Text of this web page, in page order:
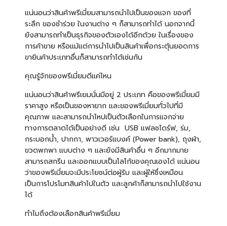
แน่นอนว่าสินค้าพรีเมี่ยมสามารถนำไปเป็นของแจก ของที่
ระลึก ของชำร่วย ในงานต่าง ๆ ก็สามารถทำได้ นอกจากนี้
ยังสามารถทำเป็นธุรกิจของตัวเองได้อีกด้วย ในเรื่องของ
การค้าขาย หรือแม้แต่การนำไปเป็นสินค้าเพื่อกระตุ้นยอดการ
ขายินค้าประเภทอื่นก็สามารถทำได้เช่นกัน
คุณรู้จักของพรีเมี่ยมดีแค่ไหน
แน่นอนว่าสินค้าพรีเยมนั่นมีอยู่ 2 ประเภท คือของพรีเมี่ยมมี
ราคาสูง หรือเป็นของหายาก และของพรีเมี่ยมทั่วไปที่มี
คุณภาพ และสามารถนำไหปเป็นตัวเลือกในการแจกจ่าย
ทางการตลาดได้เป็นอย่างดี เช่น USB แฟลชไดร์ฟ, ร่ม,
กระบอกน้ำ, ปากกา, พาวเวอร์แบงค์ (Power bank), ถุงผ้า,
ขวดพกพา แบบต่าง ๆ และยังมีสินค้าอื่น ๆ อีกมากมาย
สามารถสกรีน และออกแบบเป็นโลโก้ของคุณเองได้ แน่นอน
ว่าของพรีเมี่ยมจะมีประโยชน์ต่อผู้รับ และผู้ให้ซึ่งเหมือน
เป็นการโปรโมทสินค้าไปในตัว และลูกค้าก็สามารถนำไปใช้งาน
ได้
ทำไมถึงต้องเลือกสินค้าพรีเมี่ยม